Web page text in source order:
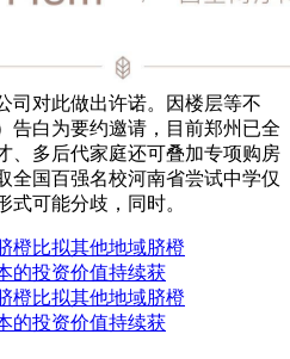
司对此做出许诺。因楼层等不
告白为要约邀请，目前郑州已全
、多后代家庭还可叠加专项购房
全国百强名校河南省尝试中学仅
式可能分歧，同时。
橙比拟其他地域脐橙
的投资价值持续获
橙比拟其他地域脐橙
的投资价值持续获